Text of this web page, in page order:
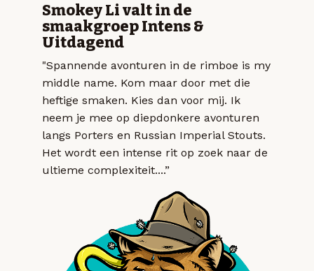
Smokey Li valt in de
smaakgroep Intens &
Uitdagend
"Spannende avonturen in de rimboe is my
middle name. Kom maar door met die
heftige smaken. Kies dan voor mij. Ik
neem je mee op diepdonkere avonturen
langs Porters en Russian Imperial Stouts.
Het wordt een intense rit op zoek naar de
ultieme complexiteit....”